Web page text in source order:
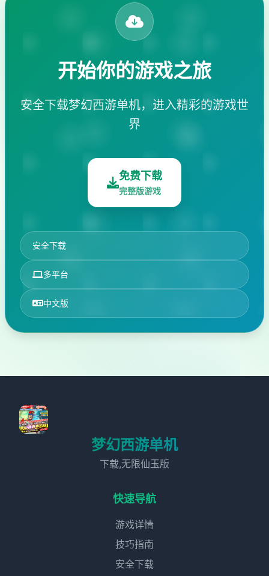
开始你的游戏之旅
安全下载梦幻西游单机，进入精彩的游戏世
界
免费下载
完整版游戏
安全下载
多平台
中文版
梦幻西游单机
下载,无限仙玉版
快速导航
游戏详情
技巧指南
安全下载